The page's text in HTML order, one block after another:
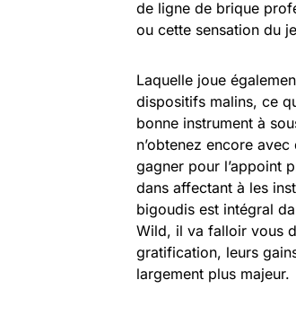
de ligne de brique
ou cette sensation du
Laquelle joue
dispositifs malins, ce
bonne instrument à
n’obtenez encore
gagner pour l’appoint
dans affectant à les
bigoudis est intégral
Wild, il va falloir vous
gratification, leurs
largement plus majeur.